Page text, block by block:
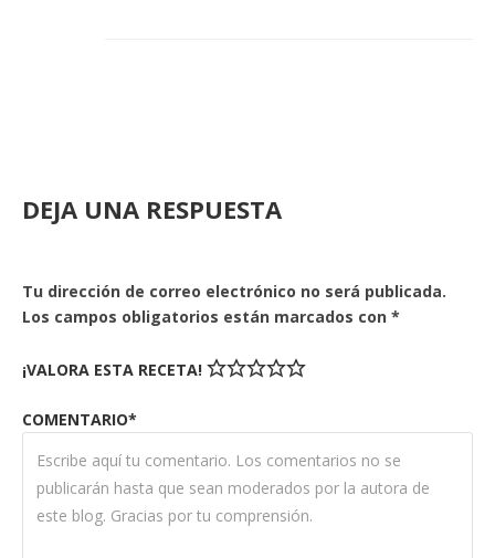
DEJA UNA RESPUESTA
Tu dirección de correo electrónico no será publicada.
Los campos obligatorios están marcados con *
¡VALORA ESTA RECETA!
COMENTARIO*